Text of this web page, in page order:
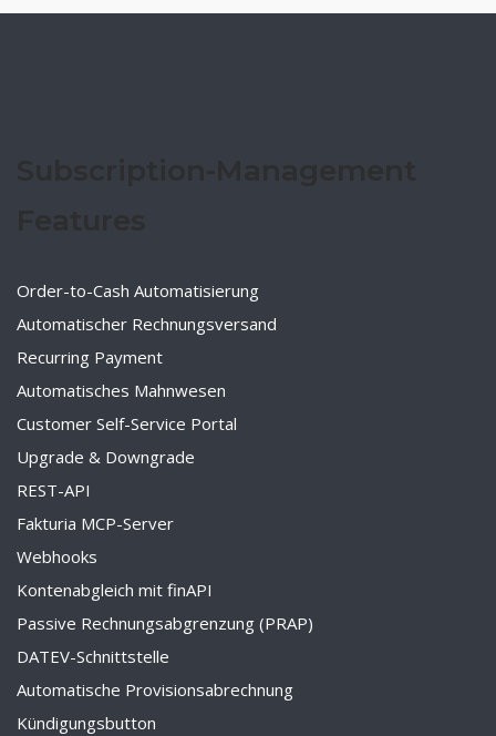
Order-to-Cash Automatisierung
Automatischer Rechnungsversand
Recurring Payment
Automatisches Mahnwesen
Customer Self-Service Portal
Upgrade & Downgrade
REST-API
Fakturia MCP-Server
Webhooks
Kontenabgleich mit finAPI
Passive Rechnungsabgrenzung (PRAP)
DATEV-Schnittstelle
Automatische Provisionsabrechnung
Kündigungsbutton